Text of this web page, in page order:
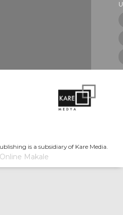
is a subsidiary of Kare Media.
Online Makale